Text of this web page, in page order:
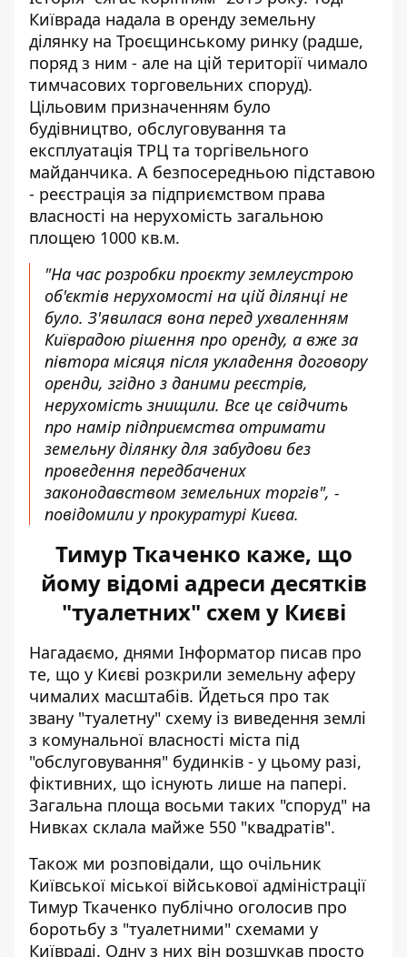
Київрада надала в оренду земельну
ділянку на Троєщинському ринку (радше,
поряд з ним - але на цій території чимало
тимчасових торговельних споруд).
Цільовим призначенням було
будівництво, обслуговування та
експлуатація ТРЦ та торгівельного
майданчика. А безпосередньою підставою
- реєстрація за підприємством права
власності на нерухомість загальною
площею 1000 кв.м.
"На час розробки проєкту землеустрою
об'єктів нерухомості на цій ділянці не
було. З'явилася вона перед ухваленням
Київрадою рішення про оренду, а вже за
півтора місяця після укладення договору
оренди, згідно з даними реєстрів,
нерухомість знищили. Все це свідчить
про намір підприємства отримати
земельну ділянку для забудови без
проведення передбачених
законодавством земельних торгів", -
повідомили у прокуратурі Києва.
Тимур Ткаченко каже, що
йому відомі адреси десятків
"туалетних" схем у Києві
Нагадаємо, днями Інформатор писав про
те, що у Києві розкрили земельну аферу
чималих масштабів. Йдеться про так
звану "туалетну" схему із виведення землі
з комунальної власності міста під
"обслуговування" будинків - у цьому разі,
фіктивних, що існують лише на папері.
Загальна площа восьми таких "споруд" на
Нивках склала майже 550 "квадратів".
Також ми розповідали, що очільник
Київської міської військової адміністрації
Тимур Ткаченко публічно оголосив про
боротьбу з "туалетними" схемами у
Київраді. Одну з них він розшукав просто